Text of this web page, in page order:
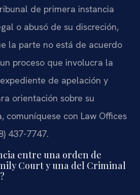
de primera instancia
o abusó de su discreción,
la parte no está de acuerdo
proceso que involucra la
de apelación y
orientación sobre su
comuníquese con Law Offices
437-7747.
entre una orden de
Court y una del Criminal